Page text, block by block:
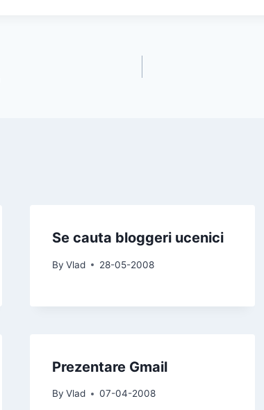
Se cauta bloggeri ucenici
By Vlad 28-05-2008
Prezentare Gmail
By Vlad 07-04-2008